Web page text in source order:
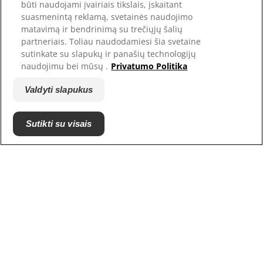
Jeigu konkrečiai nenurodyta kitaip, šioje svetainėje
naudojamas prekės ženklo simbolis ™ reiškia Hill's
Pet Nutrition, Inc. priklausančius prekės ženklus.
Jūsų naudojimuisi šios svetainės turiniu taikomos
būti naudojami įvairiais tikslais, įskaitant
suasmenintą reklamą, svetainės naudojimo
matavimą ir bendrinimą su trečiųjų šalių
partneriais. Toliau naudodamiesi šia svetaine
sutinkate su slapukų ir panašių technologijų
naudojimu bei mūsų . Privatumo Politika
Valdyti slapukus
Sutikti su visais